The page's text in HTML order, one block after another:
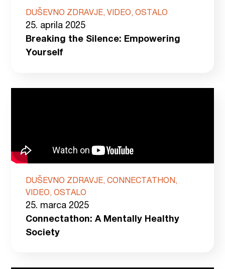
DUŠEVNO ZDRAVJE, VIDEO, OSTALO
25. aprila 2025
Breaking the Silence: Empowering
Yourself
DUŠEVNO ZDRAVJE, CONNECTATHON,
VIDEO, OSTALO
25. marca 2025
Connectathon: A Mentally Healthy
Society